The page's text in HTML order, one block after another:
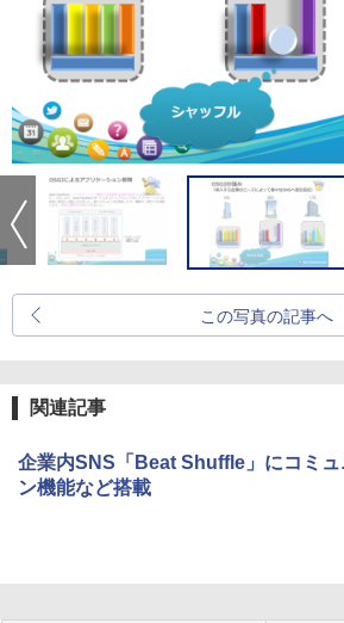
この写真の記事へ
関連記事
企業内SNS「Beat Shuffle」にコミュ
ン機能など搭載